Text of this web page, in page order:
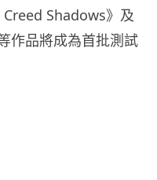
Creed Shadows》及
作品將成為首批測試